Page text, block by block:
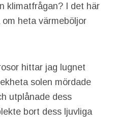
klimatfrågan? I det här
heta värmeböljor
hittar jag lugnet
solen mördade
utplånade dess
bort dess ljuvliga